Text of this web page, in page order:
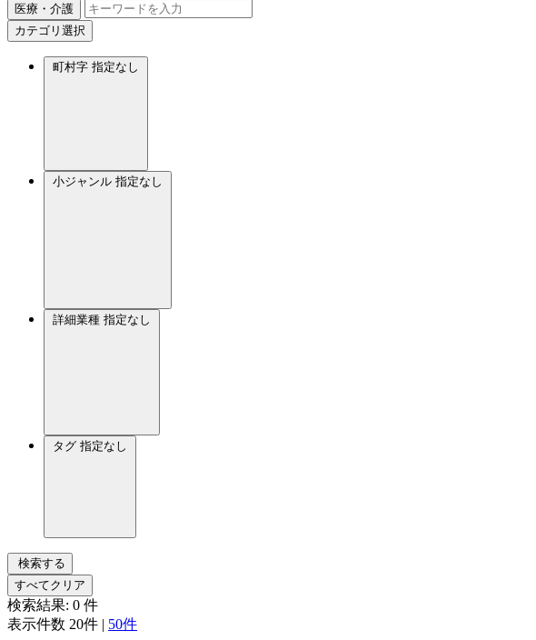
医療・介護
カテゴリ選択
町村字 指定なし
小ジャンル 指定なし
詳細業種 指定なし
タグ 指定なし
検索する
すべてクリア
検索結果: 0 件
表示件数 20件 | 50件